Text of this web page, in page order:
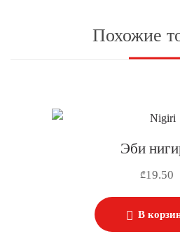
Похожие
Эби
₾19.50
В